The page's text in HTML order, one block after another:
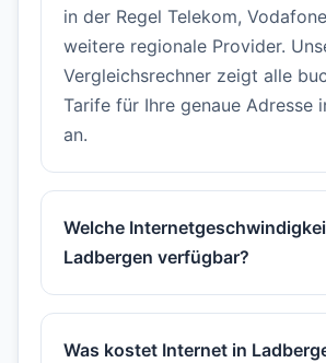
in der Regel Telekom,
weitere regionale Provider.
Vergleichsrechner zeigt alle
Tarife für Ihre genaue Adresse
an.
Welche
Ladbergen verfügbar?
Was kostet Internet in